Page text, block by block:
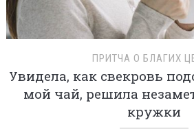
ПРИТЧА О БЛАГИХ
Увидела, как свекровь
мой чай, решила
кружки